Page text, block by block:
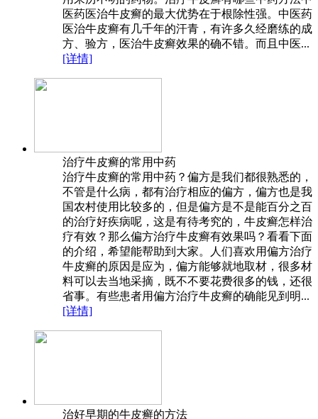
医药医治牛皮癣的最大优势在于根除性强。中医药
医治牛皮癣有几千年的汗青，有许多久经磨练的成
方、验方，医治牛皮癣效果的确不错。而且中医...
[详情]
治疗牛皮癣的常用中药
治疗牛皮癣的常用中药？偏方是我们都很熟悉的，
不管是什么病，都有治疗相应的偏方，偏方也是我
国农村使用比较多的，但是偏方是不是能百分之百
的治疗好疾病呢，这是有待考究的，牛皮癣怎样治
疗有效？那么偏方治疗牛皮癣有效果吗？看看下面
的介绍，希望能帮助到大家。人们喜欢用偏方治疗
牛皮癣的原因是应为，偏方能够就地取材，很多材
料可以去当地采摘，既不不要花费很多的钱，还很
省事。有些患者用偏方治疗牛皮癣的确能见到明...
[详情]
治好早期的牛皮癣的方法